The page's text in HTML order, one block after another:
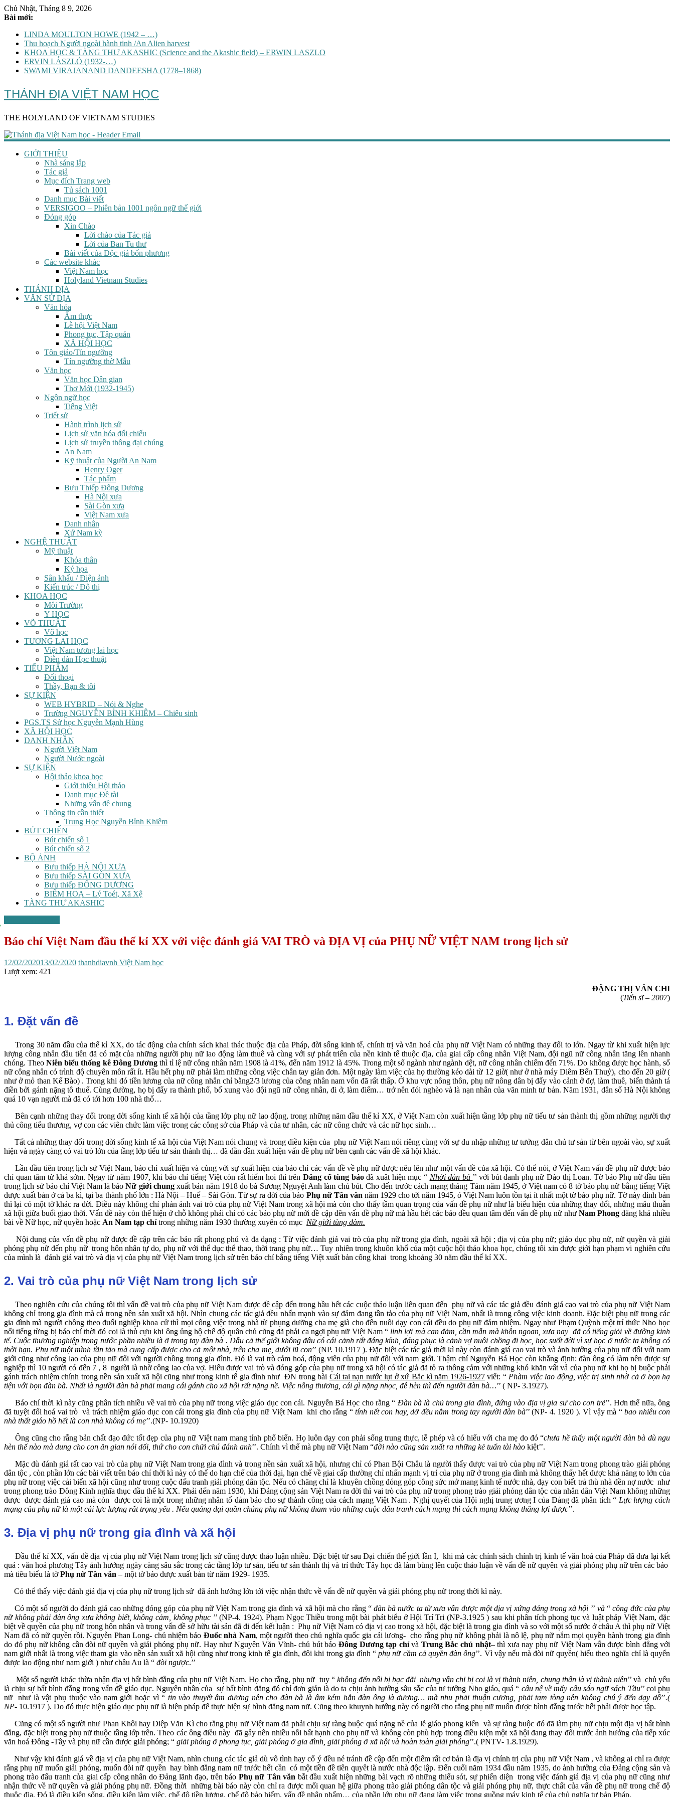
Chủ Nhật, Tháng 8 9, 2026
Bài mới:
LINDA MOULTON HOWE (1942 – …)
Thu hoạch Người ngoài hành tinh /An Alien harvest
KHOA HỌC & TÀNG THƯ AKASHIC (Science and the Akashic field) – ERWIN LASZLO
ERVIN LÁSZLÓ (1932-…)
SWAMI VIRAJANAND DANDEESHA (1778–1868)
THÁNH ĐỊA VIỆT NAM HỌC
THE HOLYLAND OF VIETNAM STUDIES
GIỚI THIỆU
Nhà sáng lập
Tác giả
Mục đích Trang web
Tủ sách 1001
Danh mục Bài viết
VERSIGOO – Phiên bản 1001 ngôn ngữ thế giới
Đóng góp
Xin Chào
Lời chào của Tác giả
Lời của Ban Tu thư
Bài viết của Độc giả bốn phương
Các website khác
Việt Nam học
Holyland Vietnam Studies
THÁNH ĐỊA
VĂN SỬ ĐỊA
Văn hóa
Ẩm thực
Lễ hội Việt Nam
Phong tục, Tập quán
XÃ HỘI HỌC
Tôn giáo/Tín ngưỡng
Tín ngưỡng thờ Mẫu
Văn học
Văn học Dân gian
Thơ Mới (1932-1945)
Ngôn ngữ học
Tiếng Việt
Triết sử
Hành trình lịch sử
Lịch sử văn hóa đối chiếu
Lịch sử truyền thông đại chúng
An Nam
Kỹ thuật của Người An Nam
Henry Oger
Tác phẩm
Bưu Thiếp Đông Dương
Hà Nội xưa
Sài Gòn xưa
Việt Nam xưa
Danh nhân
Xứ Nam kỳ
NGHỆ THUẬT
Mỹ thuật
Khỏa thân
Ký họa
Sân khấu / Điện ảnh
Kiến trúc / Đô thị
KHOA HỌC
Môi Trường
Y HỌC
VÕ THUẬT
Võ học
TƯƠNG LAI HỌC
Việt Nam tương lai học
Diễn dàn Học thuật
TIỂU PHẨM
Đối thoại
Thầy, Bạn & tôi
SỰ KIỆN
WEB HYBRID – Nói & Nghe
Trường NGUYỄN BỈNH KHIÊM – Chiêu sinh
PGS.TS Sử học Nguyễn Mạnh Hùng
XÃ HỘI HỌC
DANH NHÂN
Người Việt Nam
Người Nước ngoài
SỰ KIỆN
Hội thảo khoa học
Giới thiệu Hội thảo
Danh mục Đề tài
Những vấn đề chung
Thông tin cần thiết
Trung Học Nguyễn Bỉnh Khiêm
BÚT CHIẾN
Bút chiến số 1
Bút chiến số 2
BỘ ẢNH
Bưu thiếp HÀ NỘI XƯA
Bưu thiếp SÀI GÒN XƯA
Bưu thiếp ĐÔNG DƯƠNG
BIẾM HOẠ – Lý Toét, Xã Xệ
TÀNG THƯ AKASHIC
Báo chí Việt Nam đầu thế kỉ XX với việc đánh giá VAI TRÒ và ĐỊA VỊ của PHỤ NỮ VIỆT NAM trong lịch sử
12/02/202013/02/2020 thanhdiavnh Việt Nam học
Lượt xem: 421
ĐẶNG THỊ VÂN CHI
(Tiến sĩ – 2007)
1. Đặt vấn đề
Trong 30 năm đầu của thế kỉ XX, do tác động của chính sách khai thác thuộc địa của Pháp, đời sống kinh tế, chính trị và văn hoá của phụ nữ Việt Nam có những thay đổi to lớn. Ngay từ khi xuất hiện lực
lượng công nhân đầu tiên đã có mặt của những người phụ nữ lao động làm thuê và cùng với sự phát triển của nền kinh tế thuộc địa, của giai cấp công nhân Việt Nam, đội ngũ nữ công nhân tăng lên nhanh
chóng. TheoNiên biểu thống kê Đông Dươngthì tỉ lệ nữ công nhân năm 1908 là 41%, đến năm 1912 là 45%. Trong một số ngành như ngành dệt, nữ công nhân chiếm đến 71%. Do không được học hành, số
nữ công nhân có trình độ chuyên môn rất ít. Hầu hết phụ nữ phải làm những công việc chân tay giản đơn. Một ngày làm việc của họ thường kéo dài từ 12 giờ( như ở nhà máy Diêm Bến Thuỷ), cho đến 20 giờ (
như ở mỏ than Kế Bào) . Trong khi đó tiền lương của nữ công nhân chỉ bằng2/3 lương của công nhân nam vốn đã rất thấp. Ở khu vực nông thôn, phụ nữ nông dân bị đẩy vào cảnh ở đợ, làm thuê, biến thành tá
điền bởi gánh nặng tô thuế. Cùng đường, họ bị đẩy ra thành phố, bổ xung vào đội ngũ nữ công nhân, đi ở, làm điếm… trở nên đói nghèo và là nạn nhân của văn minh tư bản. Năm 1931, dân số Hà Nội không
quá 10 vạn người mà đã có tới hơn 100 nhà thổ…
Bên cạnh những thay đổi trong đời sống kinh tế xã hội của tầng lớp phụ nữ lao động, trong những năm đầu thế kỉ XX, ở Việt Nam còn xuất hiện tầng lớp phụ nữ tiểu tư sản thành thị gồm những người thợ
thủ công tiểu thương, vợ con các viên chức làm việc trong các công sở của Pháp và của tư nhân, các nữ công chức và các nữ học sinh…
Tất cả những thay đổi trong đời sống kinh tế xã hội của Việt Nam nói chung và trong điều kiện của phụ nữ Việt Nam nói riêng cùng với sự du nhập những tư tưởng dân chủ tư sản từ bên ngoài vào, sự xuất
hiện và ngày càng có vai trò lớn của tầng lớp tiểu tư sản thành thị… đã dần dần xuất hiện vấn đề phụ nữ bên cạnh các vấn đề xã hội khác.
Lần đầu tiên trong lịch sử Việt Nam, báo chí xuất hiện và cùng với sự xuất hiện của báo chí các vấn đề về phụ nữ được nêu lên như một vấn đề của xã hội. Có thể nói, ở Việt Nam vấn đề phụ nữ được báo
chí quan tâm từ khá sớm. Ngay từ năm 1907, khi báo chí tiếng Việt còn rất hiếm hoi thì trên Đăng cổ tùng báođã xuât hiện mục “ Nhời đàn bà ’’ với bút danh phụ nữ Đào thị Loan. Tờ báo Phụ nữ đầu tiên
trong lịch sử báo chí Việt Nam là báoNữ giới chungxuất bản năm 1918 do bà Sương Nguyệt Anh làm chủ bút. Cho đến trước cách mạng tháng Tám năm 1945, ở Việt nam có 8 tờ báo phụ nữ bằng tiếng Việt
được xuất bản ở cả ba kì, tại ba thành phố lớn : Hà Nội – Huế – Sài Gòn. Từ sự ra đời của báo Phụ nữ Tân văn năm 1929 cho tới năm 1945, ỏ Việt Nam luôn tồn tại ít nhất một tờ báo phụ nữ. Tờ này đình bản
thì lại có một tờ khác ra đời. Điều này không chỉ phản ánh vai trò của phụ nữ Việt Nam trong xã hội mà còn cho thấy tầm quan trọng của vấn đề phụ nữ như là biểu hiện của những thay đổi, những mâu thuẫn
xã hội giữa buổi giao thời. Vấn đề này còn thể hiện ở chỗ không phải chỉ có các báo phụ nữ mới đề cập đên vấn đề phụ nữ mà hầu hết các báo đều quan tâm đến vấn đề phụ nữ như Nam Phongđăng khá nhiều
bài về Nữ học, nữ quyền hoặc An Nam tạp chítrong những năm 1930 thường xuyên có mục Nữ giới tùng đàm.
Nội dung của vấn đề phụ nữ được đề cập trên các báo rất phong phú và đa dạng : Từ việc đánh giá vai trò của phụ nữ trong gia đình, ngoài xã hội ; địa vị của phụ nữ; giáo dục phụ nữ, nữ quyền và giải
phóng phụ nữ đến phụ nữ trong hôn nhân tự do, phụ nữ với thể dục thể thao, thời trang phụ nữ… Tuy nhiên trong khuôn khổ của một cuộc hội thảo khoa học, chúng tôi xin được giới hạn phạm vi nghiên cứu
của mình là đánh giá vai trò và địa vị của phụ nữ Việt Nam trong lịch sử trên báo chí bằng tiếng Việt xuất bản công khai trong khoảng 30 năm đầu thế kỉ XX.
2. Vai trò của phụ nữ Việt Nam trong lịch sử
Theo nghiên cứu của chúng tôi thì vấn đề vai trò của phụ nữ Việt Nam được đề cập đến trong hầu hết các cuộc thảo luận liên quan đến phụ nữ và các tác giả đều đánh giá cao vai trò của phụ nữ Việt Nam
không chỉ trong gia đình mà cả trong nền sản xuất xã hội. Nhìn chung các tác giả đều nhấn mạnh vào sự đảm đang tần tảo của phụ nữ Việt Nam, nhất là trong công việc kinh doanh. Đặc biệt phụ nữ trong các
gia đình mà người chồng theo đuổi nghiệp khoa cử thì mọi công việc trong nhà từ phụng dưỡng cha mẹ già cho đến nuôi dạy con cái đều do phụ nữ đảm nhiệm. Ngay như Phạm Quỳnh một trí thức Nho học
nổi tiếng từng bị báo chí thời đó coi là thủ cựu khi ông ủng hộ chế độ quân chủ cũng đã phải ca ngợi phụ nữ Việt Nam “ linh lợi mà can đảm, cần mẫn mà khôn ngoan, xưa nay đã có tiếng giỏi về đường kinh
tế. Cuộc thương nghiệp trong nước phần nhiều là ở trong tay đàn bà . Dẫu cả thế giới không đâu có cái cảnh rất đáng kính, đáng phục là cảnh vợ nuôi chồng đi học, học suốt đời vì sự học ở nước ta không có
thời hạn. Phụ nữ một mình tần tảo mà cung cấp được cho cả một nhà, trên cha mẹ, dưới lũ con’’ (NP. 10.1917 ). Đặc biệt các tác giả thời kì này còn đánh giá cao vai trò và ảnh hưởng của phụ nữ đối với nam
giới cũng như công lao của phụ nữ đối với người chồng trong gia đình. Đó là vai trò cảm hoá, động viên của phụ nữ đối với nam giới. Thậm chí Nguyễn Bá Học còn khẳng định: đàn ông có làm nên được sự
nghiệp thì 10 người có đến 7 , 8 người là nhờ công lao của vợ. Hiểu được vai trò và đóng góp của phụ nữ trong xã hội có tác giả đã tỏ ra thông cảm với những khó khăn vất vả của phụ nữ khi họ bị buộc phải
gánh trách nhiệm chính trong nền sản xuất xã hội cũng như trong kinh tế gia đình như ĐN trong bài Cái tai nạn nước lụt ở xứ Bắc kì năm 1926-1927viết: “ Phàm việc lao động, việc trị sinh nhờ cả ở bọn hạ
tiện với bọn đàn bà. Nhất là người đàn bà phải mang cái gánh cho xã hội rất nặng nề. Việc nông thương, cái gì nặng nhọc, đê hèn thì đến người đàn bà…’’ ( NP- 3.1927).
Báo chí thời kì này cũng phân tích nhiều về vai trò của phụ nữ trong việc giáo dục con cái. Nguyễn Bá Học cho rằng “ Đàn bà là chủ trong gia đình, đứng vào địa vị gia sư cho con trẻ’’. Hơn thế nữa, ông
đã tuyệt đối hoá vai trò và trách nhiệm giáo dục con cái trong gia đình của phụ nữ Việt Nam khi cho rằng “tính nết con hay, dở đều nằm trong tay người đàn bà’’ (NP- 4. 1920 ). Vì vậy mà “bao nhiêu con
nhà thất giáo hồ hết là con nhà không có mẹ’’.(NP- 10.1920)
Ông cũng cho rằng bản chất đạo đức tốt đẹp của phụ nữ Việt nam mang tính phổ biến. Họ luôn dạy con phải sống trung thực, lễ phép và có hiếu với cha mẹ do đó “chưa hề thấy một người đàn bà dù ngu
hèn thế nào mà dung cho con ăn gian nói dối, thứ cho con chửi chú đánh anh’’. Chính vì thế mà phụ nữ Việt Nam “đời nào cũng sản xuất ra những kẻ tuấn tài hào kiệt’’.
Mặc dù đánh giá rất cao vai trò của phụ nữ Việt Nam trong gia đình và trong nền sản xuất xã hội, nhưng chỉ có Phan Bội Châu là người thấy được vai trò của phụ nữ Việt Nam trong phong trào giải phóng
dân tộc , còn phần lớn các bài viết trên báo chí thời kì này có thể do hạn chế của thời đại, hạn chế về giai cấp thường chỉ nhấn mạnh vị trí của phụ nữ ở trong gia đình mà không thấy hết được khả năng to lớn của
phụ nữ trong việc cải biến xã hội cũng như trong cuộc đấu tranh giải phóng dân tộc. Nếu có chăng chỉ là khuyên chồng đóng góp công sức mở mang kinh tế nước nhà, dạy con biết trả thù nhà đền nợ nước như
trong phong trào Đông Kinh nghĩa thục đầu thế kỉ XX. Phải đến năm 1930, khi Đảng cộng sản Việt Nam ra đời thì vai trò của phụ nữ trong phong trào giải phóng dân tộc của nhân dân Việt Nam không những
được được đánh giá cao mà còn được coi là một trong những nhân tố đảm bảo cho sự thành công của cách mạng Việt Nam . Nghị quyết của Hội nghị trung ương I của Đảng đã phân tích “ Lực lượng cách
mạng của phụ nữ là một cái lực lượng rất trọng yếu . Nếu quảng đại quần chúng phụ nữ không tham vào những cuộc đấu tranh cách mạng thì cách mạng không thắng lợi được’’.
3. Địa vị phụ nữ trong gia đình và xã hội
Đầu thế kỉ XX, vấn đề địa vị của phụ nữ Việt Nam trong lịch sử cũng được thảo luận nhiều. Đặc biệt từ sau Đại chiến thế giới lần I, khi mà các chính sách chính trị kinh tế văn hoá của Pháp đã đưa lại kết
quả : văn hoá phương Tây ảnh hưởng ngày càng sâu sắc trong các tầng lớp tư sản, tiểu tư sản thành thị và trí thức Tây học đã làm bùng lên cuộc thảo luận về vấn đề nữ quyên và giải phóng phụ nữ trên các báo
mà tiêu biểu là tờPhụ nữ Tân văn – một tờ báo được xuất bản từ năm 1929- 1935.
Có thể thấy việc đánh giá địa vị của phụ nữ trong lịch sử đã ảnh hưởng lớn tới việc nhận thức về vấn đề nữ quyền và giải phóng phụ nữ trong thời kì này.
Có một số người do đánh giá cao những đóng góp của phụ nữ Việt Nam trong gia đình và xã hội mà cho rằng “đàn bà nước ta từ xưa vẫn được một địa vị xứng đáng trong xã hội ’’ và“ công đức của phụ
nữ không phải đàn ông xưa không biết, không cảm, không phục ’’ (NP-4. 1924). Phạm Ngọc Thiều trong một bài phát biểu ở Hội Trí Tri (NP-3.1925 ) sau khi phân tích phong tục và luật pháp Việt Nam, đặc
biệt về quyền của phụ nữ trong hôn nhân và trong vấn đề sở hữu tài sản đã đi đến kết luận : Phụ nữ Việt Nam có địa vị cao trong xã hội, đặc biệt là trong gia đình và so với một số nước ở châu A thì phụ nữ Việt
Nam đã có nữ quyền rồi. Nguyễn Phan Long- chủ nhiệm báo Đuốc nhà Nam, một người theo chủ nghĩa quốc gia cải lương- cho rằng phụ nữ không phải là nô lệ, phụ nữ nắm mọi quyền hành trong gia đình
do đó phụ nữ không cần đòi nữ quyền và giải phóng phụ nữ. Hay như Nguyên Văn Vĩnh- chủ bút báoĐông Dương tạp chívà Trung Bắc chủ nhật– thì xưa nay phụ nữ Việt Nam vẫn được bình đẳng với
nam giới nhất là trong việc tham gia vào nền sản xuất xã hội cũng như trong kinh tế gia đình, đôi khi trong gia đình “phụ nữ cầm cả quyền đàn ông’’. Vì vậy nếu mà đòi nữ quyền( hiểu theo nghĩa chỉ là quyến
được lao động như nam giới ) như châu Au là “ đòi ngược.’’
Một số người khác thừa nhận địa vị bất bình đẳng của phụ nữ Việt Nam. Họ cho rằng, phụ nữ tuy “ không đến nỗi bị bạc đãi nhưng vẫn chỉ bị coi là vị thành niên, chung thân là vị thành niên’’ và chủ yếu
là chịu sự bất bình đẳng trong vấn đề giáo dục. Nguyên nhân của sự bất bình đẳng đó chỉ đơn giản là do ta chịu ảnh hưởng sâu sắc của tư tưởng Nho giáo, quá “ câu nệ về mấy câu sáo ngữ sách Tầu’’ coi phụ
nữ như là vật phụ thuộc vào nam giới hoặc vì “ tin vào thuyết âm dương nên cho đàn bà là âm kém hẳn đàn ông là dương… mà nhu phải thuận cương, phải tam tòng nên không chú ý đến dạy dỗ’’.(
NP- 10.1917 ). Do đó thực hiện giáo dục phụ nữ là biện pháp để thực hiện sự bình đẳng nam nữ. Cũng theo khuynh hướng này có người cho rằng phụ nữ muốn được bình đẳng trước hết phải được học tập.
Cũng có một số người như Phan Khôi hay Diệp Văn Kì cho rằng phụ nữ Việt nam đã phải chịu sự ràng buộc quá nặng nề của lễ giáo phong kiến và sự ràng buộc đó đã làm phụ nữ chịu một địa vị bất bình
đẳng, đặc biệt trong phụ nữ thuộc tầng lớp trên. Theo các ông điều này đã gây nên nhiều nỗi bất hạnh cho phụ nữ và không còn phù hợp trong điều kiện một xã hội đang thay đổi trước ảnh hưởng của tiếp xúc
văn hoá Đông -Tây và phụ nữ cần được giải phóng; “ giải phóng ở phong tục, giải phóng ở gia đình, giải phóng ở xã hội và hoàn toàn giải phóng’’.( PNTV- 1.8.1929).
Như vậy khi đánh giá về địa vị của phụ nữ Việt Nam, nhìn chung các tác giả dù vô tình hay cố ý đều né tránh đề cập đến một điểm rất cơ bản là địa vị chính trị của phụ nữ Việt Nam , và không ai chỉ ra được
rằng phụ nữ muốn giải phóng, muốn đòi nữ quyền hay bình đẳng nam nữ trước hết cần có một tiền đề tiên quyêt là nước nhà độc lập. Đến cuối năm 1934 đầu năm 1935, do ảnh hưởng của Đảng cộng sản và
phong trào đấu tranh của giai cấp công nhân do Đảng lãnh đạo, trên báo Phụ nữ Tân văn bắt đầu xuất hiện những bài vạch rõ những thiếu sót, sự phiến diện trong việc đánh giá địa vị của phụ nữ cũng như
nhận thức về nữ quyền và giải phóng phụ nữ. Đồng thời những bài báo này còn chỉ ra được mối quan hệ giữa phong trào giải phóng dân tộc và giải phóng phụ nữ, thực chất của vấn đề phụ nữ trong chế độ
thuộc địa. Đó là điều kiện sống, điều kiện làm việc, chế độ tiền lương, chế độ bảo hiểm, vấn đề nhân phẩm… của phần lớn phụ nữ đang làm việc trong guồng máy kinh tế của chủ nghĩa tư bản Pháp.